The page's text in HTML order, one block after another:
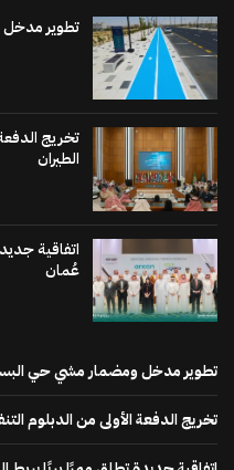
تطوير مدخل
تخريج
الطيران
اتفاقية
عُمان
تطوير مدخل ومضمار مشي حي
تخريج الدفعة الأولى من الدبلوم